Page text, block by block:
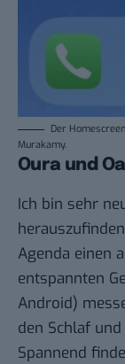
Der
Murakamy.
Oura und
Ich bin sehr
Agenda einen
entspannten
Android)
den Schlaf
Spannend